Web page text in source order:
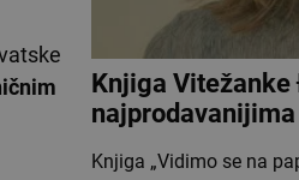
Knjiga
Knjiga „Vidimo se na